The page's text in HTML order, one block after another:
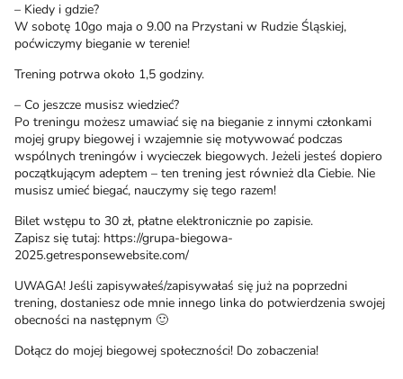
– Kiedy i gdzie?
W sobotę 10go maja o 9.00 na Przystani w Rudzie Śląskiej,
poćwiczymy bieganie w terenie!
Trening potrwa około 1,5 godziny.
– Co jeszcze musisz wiedzieć?
Po treningu możesz umawiać się na bieganie z innymi członkami
mojej grupy biegowej i wzajemnie się motywować podczas
wspólnych treningów i wycieczek biegowych. Jeżeli jesteś dopiero
początkującym adeptem – ten trening jest również dla Ciebie. Nie
musisz umieć biegać, nauczymy się tego razem!
Bilet wstępu to 30 zł, płatne elektronicznie po zapisie.
Zapisz się tutaj: https://grupa-biegowa-
2025.getresponsewebsite.com/
UWAGA! Jeśli zapisywałeś/zapisywałaś się już na poprzedni
trening, dostaniesz ode mnie innego linka do potwierdzenia swojej
obecności na następnym 🙂
Dołącz do mojej biegowej społeczności! Do zobaczenia!